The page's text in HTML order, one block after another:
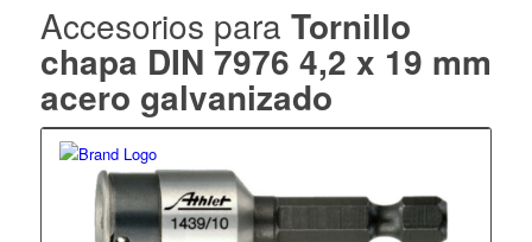
Accesorios para Tornillo
chapa DIN 7976 4,2 x 19 mm
acero galvanizado